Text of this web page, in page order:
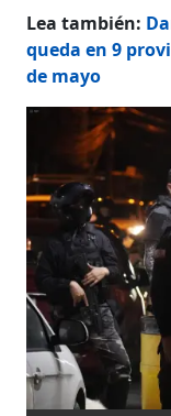
Lea también:
queda en 9
de mayo